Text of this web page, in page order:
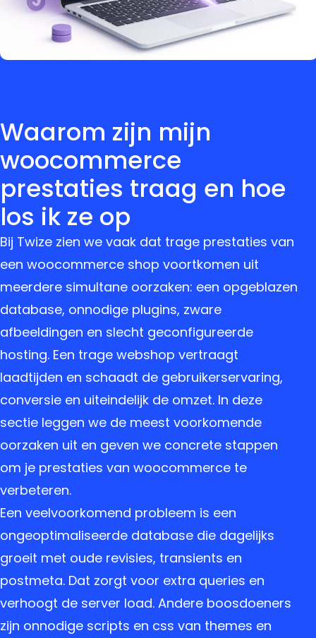
Waarom zijn mijn
woocommerce
prestaties traag en hoe
los ik ze op
Bij Twize zien we vaak dat trage prestaties van
een woocommerce shop voortkomen uit
meerdere simultane oorzaken: een opgeblazen
database, onnodige plugins, zware
afbeeldingen en slecht geconfigureerde
hosting. Een trage webshop vertraagt
laadtijden en schaadt de gebruikerservaring,
conversie en uiteindelijk de omzet. In deze
sectie leggen we de meest voorkomende
oorzaken uit en geven we concrete stappen
om je prestaties van woocommerce te
verbeteren.
Een veelvoorkomend probleem is een
ongeoptimaliseerde database die dagelijks
groeit met oude revisies, transients en
postmeta. Dat zorgt voor extra queries en
verhoogt de server load. Andere boosdoeners
zijn onnodige scripts en css van themes en